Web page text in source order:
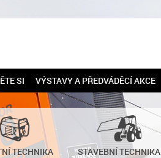
SI VÝSTAVY A PŘEDVÁDĚCÍ AKCE
TECHNIKA STAVEBNÍ TECHNIKA